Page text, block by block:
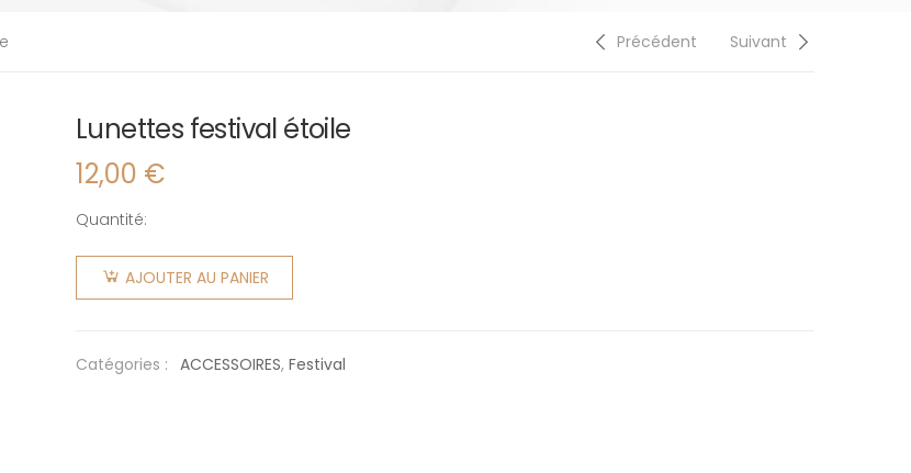
Précédent Suivant
Lunettes festival étoile
12,00 €
Quantité:
quantité
de
Lunettes
AJOUTER AU PANIER
Catégories : ACCESSOIRES, Festival